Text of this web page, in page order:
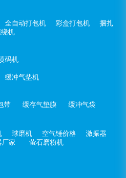
全自动打包机 彩盒打包机
捆扎
机
码机
缓冲气垫机
带 缓存气垫膜 缓冲气袋
球磨机 空气锤价格
激振器
厂家 萤石磨粉机